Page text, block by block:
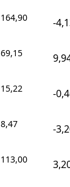
164,90 -
69,15
15,22 -
8,47 -
113,00